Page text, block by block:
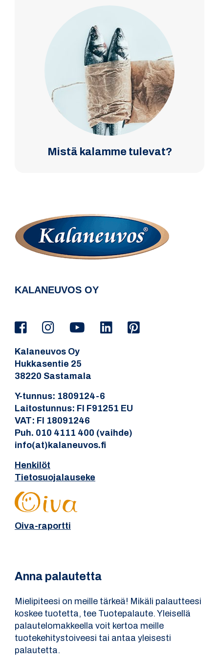
Mistä kalamme tulevat?
KALANEUVOS OY
Kalaneuvos Oy
Hukkasentie 25
38220 Sastamala
Y-tunnus: 1809124-6
Laitostunnus: FI F91251 EU
VAT: FI 18091246
Puh. 010 4111 400 (vaihde)
info(at)kalaneuvos.fi
Henkilöt
Tietosuojalauseke
Oiva-raportti
Anna palautetta
Mielipiteesi on meille tärkeä! Mikäli palautteesi
koskee tuotetta, tee Tuotepalaute. Yleisellä
palautelomakkeella voit kertoa meille
tuotekehitystoiveesi tai antaa yleisesti
palautetta.